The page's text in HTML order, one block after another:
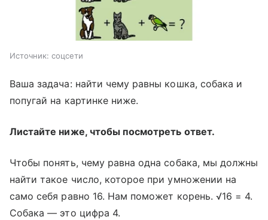
Источник: соцсети
Ваша задача: найти чему равны кошка, собака и
попугай на картинке ниже.
Листайте ниже, чтобы посмотреть ответ.
Чтобы понять, чему равна одна собака, мы должны
найти такое число, которое при умножении на
само себя равно 16. Нам поможет корень. √16 = 4.
Собака — это цифра 4.